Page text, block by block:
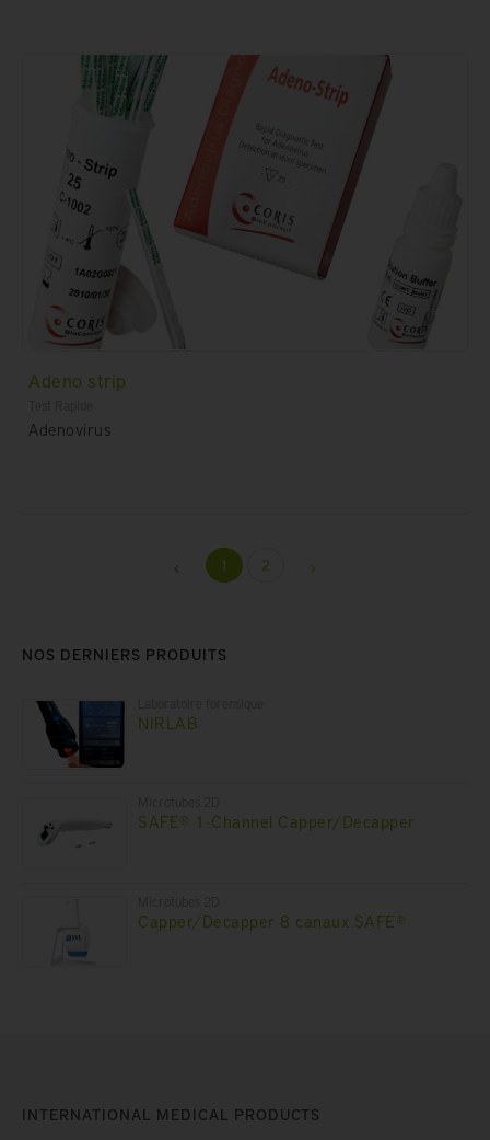
Adeno strip
Adenovirus
1 2
NOS DERNIERS PRODUITS
NIRLAB
SAFE® 1-Channel Capper/Decapper
Capper/Decapper 8 canaux SAFE®
INTERNATIONAL MEDICAL PRODUCTS